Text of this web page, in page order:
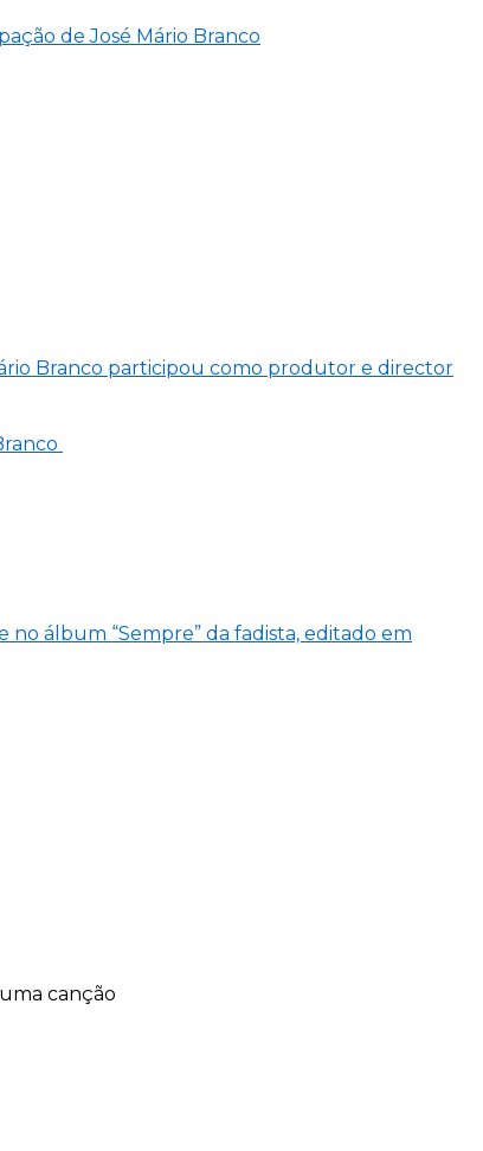
de José Mário Branco
Branco participou como produtor e director
álbum “Sempre” da fadista, editado em
canção